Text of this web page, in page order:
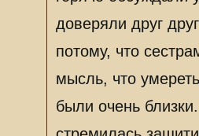
доверяли друг
потому, что
мысль, что
были очень